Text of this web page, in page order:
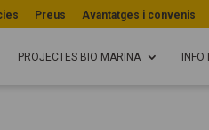
Preus Avantatges i convenis
PROJECTES BIO MARINA